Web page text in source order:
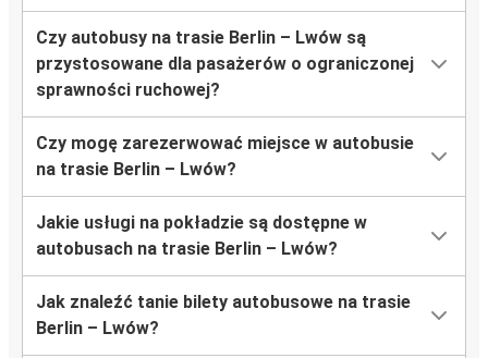
Czy autobusy na trasie Berlin – Lwów są
przystosowane dla pasażerów o ograniczonej
sprawności ruchowej?
Czy mogę zarezerwować miejsce w autobusie
na trasie Berlin – Lwów?
Jakie usługi na pokładzie są dostępne w
autobusach na trasie Berlin – Lwów?
Jak znaleźć tanie bilety autobusowe na trasie
Berlin – Lwów?